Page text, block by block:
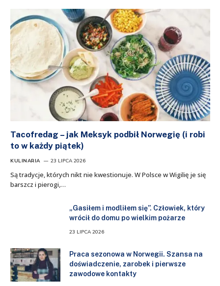
Tacofredag – jak Meksyk podbił Norwegię (i robi
to w każdy piątek)
KULINARIA 23 LIPCA 2026
Są tradycje, których nikt nie kwestionuje. W Polsce w Wigilię je się
barszcz i pierogi,…
„Gasiłem i modliłem się”. Człowiek, który
wrócił do domu po wielkim pożarze
23 LIPCA 2026
Praca sezonowa w Norwegii. Szansa na
doświadczenie, zarobek i pierwsze
zawodowe kontakty